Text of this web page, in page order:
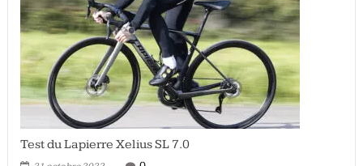
Test du Lapierre Xelius SL 7.0